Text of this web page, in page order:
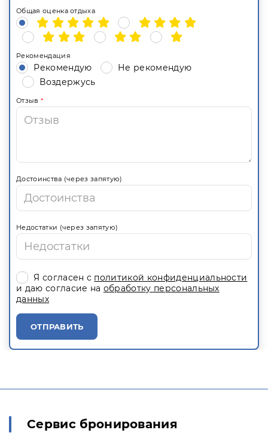
Общая оценка отдыха
Рекомендация
Рекомендую
Не рекомендую
Воздержусь
Отзыв *
Достоинства (через запятую)
Недостатки (через запятую)
Я согласен с политикой конфиденциальности
и даю согласие на обработку персональных
данных
ОТПРАВИТЬ
Сервис бронирования